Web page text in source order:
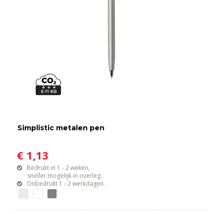
Simplistic metalen pen
€ 1,13
Bedrukt in 1 - 2 weken,
sneller mogelijk in overleg.
Onbedrukt 1 - 2 werkdagen.